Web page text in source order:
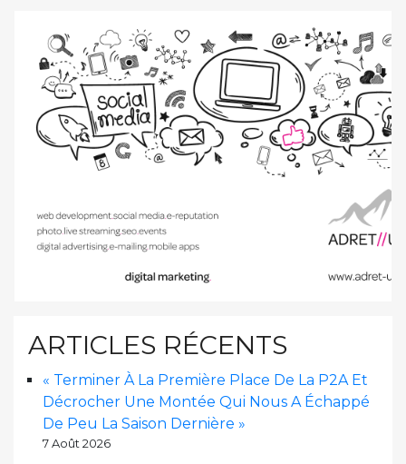
ARTICLES RÉCENTS
« Terminer À La Première Place De La P2A Et
Décrocher Une Montée Qui Nous A Échappé
De Peu La Saison Dernière »
7 Août 2026